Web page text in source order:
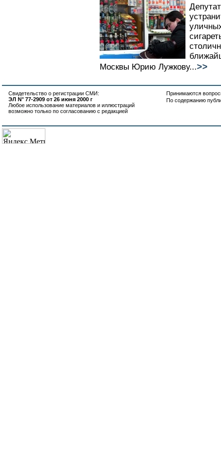
Москвы Юрию Лужкову...>>
Свидетельство о регистрации СМИ:
ЭЛ N° 77-2909 от 26 июня 2000 г
Любое использование материалов и иллюстраций
возможно только по согласованию с редакцией
Принимаются
По содержанию